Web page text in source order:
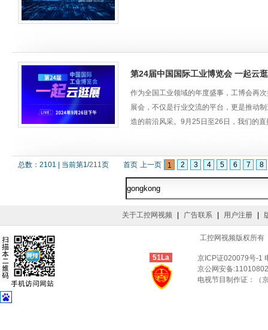
第24届中国国际工业博览会 一起云
作为全国工业领域的年度盛事，工博会再
展会，不仅是行业交流的平台，更是推动
造的前沿风采。9月25日至26日，我们的
我们为期两天的工博会直播之旅落下帷幕
品和技术，每家企业都以其独特的方式，
总数： 2101 当前第1/211页 首页 上一页 1 2 3 4 5 6 7 8
关于工控网视频 广告联系 用户注册
工控网视频版权所
51La 京ICP证020079号-1
京公网安备
电视节目制作证：（